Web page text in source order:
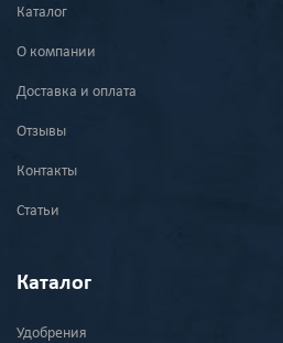
Каталог
О компании
Доставка и оплата
Отзывы
Контакты
Статьи
Каталог
Удобрения